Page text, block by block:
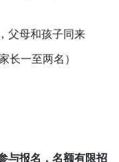
父母和孩子同来
长一至两名）
与报名，名额有限招